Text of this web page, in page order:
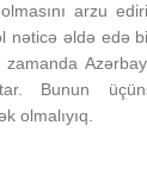
arzu
nəticə əldə edə
Bunun
olmalıyıq.